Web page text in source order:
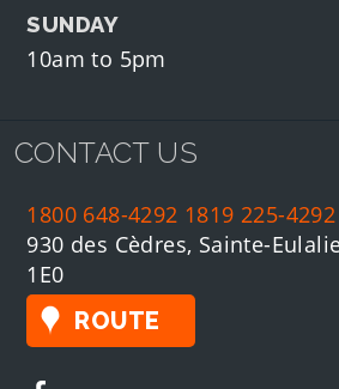
SUNDAY
10am to 5pm
CONTACT US
1800 648-4292 1819 225-4292
930 des Cèdres, Sainte-
1E0
ROUTE